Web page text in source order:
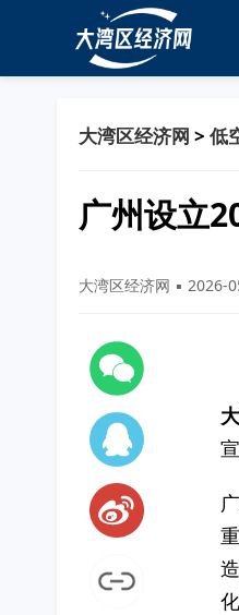
大湾区经济网 > 低
广州设立
大湾区经济网 ▪ 2026-